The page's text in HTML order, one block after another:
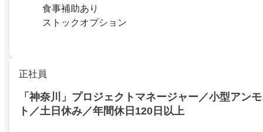
食事補助あり
ストックオプション
正社員
「神奈川」プロジェクトマネージャー／小型アン
ト／土日休み／年間休日120日以上